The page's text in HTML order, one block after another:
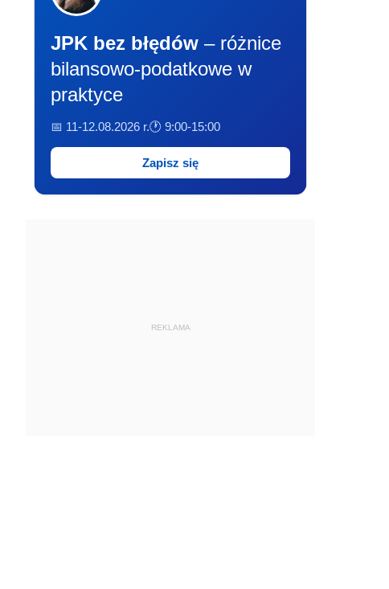
JPK bez błędów – różnice
bilansowo-podatkowe w
praktyce
📅 11-12.08.2026 r.🕐 9:00-15:00
Zapisz się
REKLAMA